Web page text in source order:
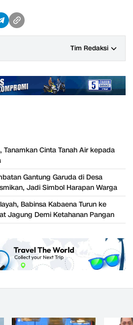
Tim Redaksi
Tanamkan Cinta Tanah Air kepada
Gantung Garuda di Desa
Jadi Simbol Harapan Warga
Babinsa Kabaena Turun ke
Jagung Demi Ketahanan Pangan